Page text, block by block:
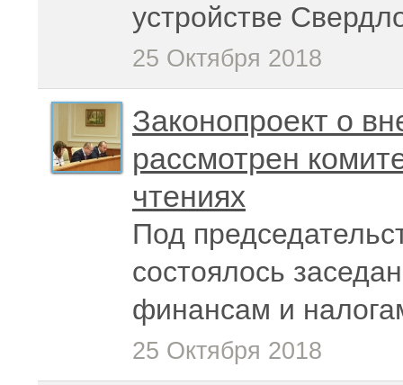
устройстве
25 Октября 2018
Законопроект о
рассмотрен
чтениях
Под
состоялось
финансам и
25 Октября 2018